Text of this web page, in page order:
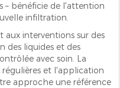
– bénéficie de l'attention
infiltration.
aux interventions sur des
des liquides et des
avec soin. La
et l'application
approche une référence